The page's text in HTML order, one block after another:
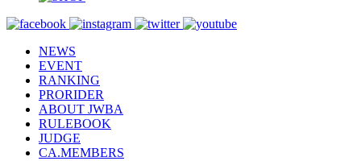
NEWS
EVENT
RANKING
PRORIDER
ABOUT JWBA
RULEBOOK
JUDGE
CA.MEMBERS